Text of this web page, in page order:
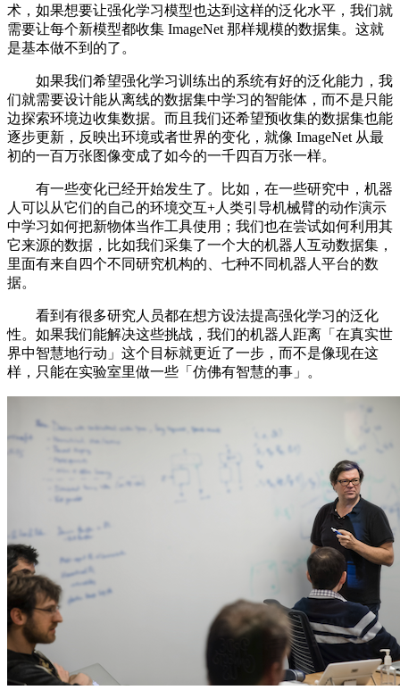
术，如果想要让强化学习模型也达到这样的泛化水平，我们就
需要让每个新模型都收集 ImageNet 那样规模的数据集。这就
是基本做不到的了。
如果我们希望强化学习训练出的系统有好的泛化能力，我
们就需要设计能从离线的数据集中学习的智能体，而不是只能
边探索环境边收集数据。而且我们还希望预收集的数据集也能
逐步更新，反映出环境或者世界的变化，就像 ImageNet 从最
初的一百万张图像变成了如今的一千四百万张一样。
有一些变化已经开始发生了。比如，在一些研究中，机器
人可以从它们的自己的环境交互+人类引导机械臂的动作演示
中学习如何把新物体当作工具使用；我们也在尝试如何利用其
它来源的数据，比如我们采集了一个大的机器人互动数据集，
里面有来自四个不同研究机构的、七种不同机器人平台的数
据。
看到有很多研究人员都在想方设法提高强化学习的泛化
性。如果我们能解决这些挑战，我们的机器人距离「在真实世
界中智慧地行动」这个目标就更近了一步，而不是像现在这
样，只能在实验室里做一些「仿佛有智慧的事」。